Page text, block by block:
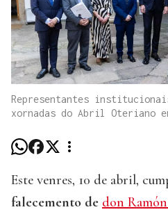
Representantes
xornadas do Abril Oteriano
Este venres, 10 de abril,
falecemento de don